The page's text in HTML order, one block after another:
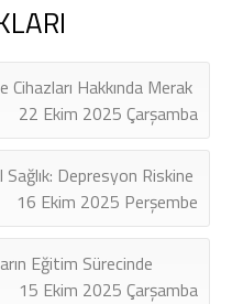
Hakkında Merak
22 Ekim 2025 Çarşamba
Depresyon Riskine
16 Ekim 2025 Perşembe
Eğitim Sürecinde
15 Ekim 2025 Çarşamba